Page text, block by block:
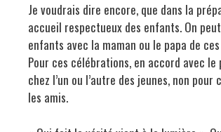
Je voudrais dire encore, que dans la
accueil respectueux des enfants. On
enfants avec la maman ou le papa de
Pour ces célébrations, en accord avec
chez l’un ou l’autre des jeunes, non
les amis.